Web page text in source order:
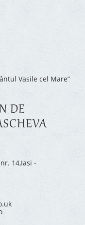
Vasile cel Mare”
DE
14,Iasi -